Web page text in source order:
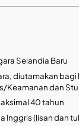
Selandia Baru
diutamakan
Keamanan dan
40 tahun
Inggris (lisan dan